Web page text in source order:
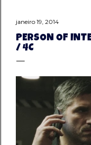
janeiro 19, 2014
PERSON OF
/ 4C